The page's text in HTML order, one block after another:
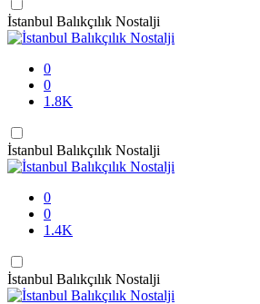
İstanbul Balıkçılık Nostalji
0
0
1.8K
İstanbul Balıkçılık Nostalji
0
0
1.4K
İstanbul Balıkçılık Nostalji